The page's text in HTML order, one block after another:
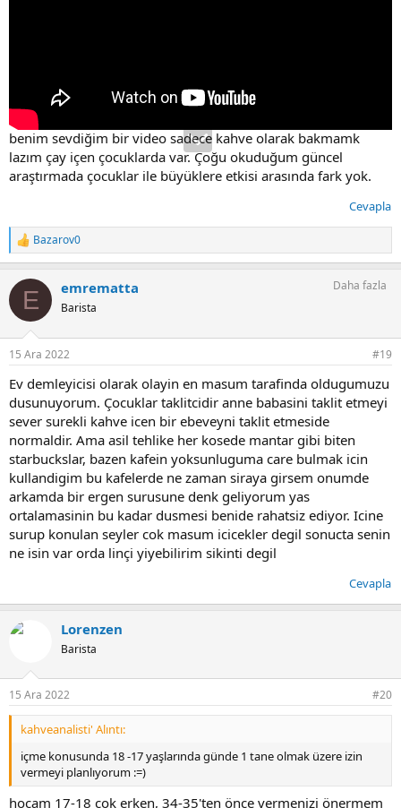
benim sevdiğim bir video sadece kahve olarak bakmamk
lazım çay içen çocuklarda var. Çoğu okuduğum güncel
araştırmada çocuklar ile büyüklere etkisi arasında fark yok.
Cevapla
T
e
k
l
:
Bazarov0
E emrematta
Barista
Daha fazla
15 Ara 2022 #19
Ev demleyicisi olarak olayin en masum tarafinda oldugumuzu
dusunuyorum. Çocuklar taklitcidir anne babasini taklit etmeyi
sever surekli kahve icen bir ebeveyni taklit etmeside
normaldir. Ama asil tehlike her kosede mantar gibi biten
starbuckslar, bazen kafein yoksunluguma care bulmak icin
kullandigim bu kafelerde ne zaman siraya girsem onumde
arkamda bir ergen surusune denk geliyorum yas
ortalamasinin bu kadar dusmesi benide rahatsiz ediyor. Icine
surup konulan seyler cok masum icicekler degil sonucta senin
ne isin var orda linçi yiyebilirim sikinti degil
Cevapla
Lorenzen
Barista
15 Ara 2022 #20
kahveanalisti' Alıntı:
içme konusunda 18 -17 yaşlarında günde 1 tane olmak üzere izin
vermeyi planlıyorum :=)
hocam 17-18 çok erken, 34-35'ten önce vermenizi önermem